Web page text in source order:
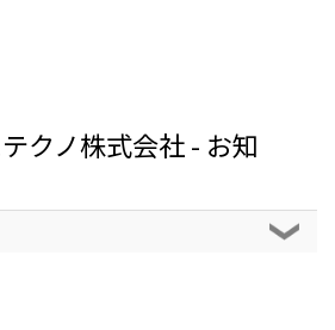
クノ株式会社 - お知